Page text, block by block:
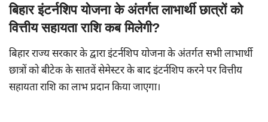
बिहार इंटर्नशिप योजना के अंतर्गत लाभार्थी छात्रों को
वित्तीय सहायता राशि कब मिलेगी?
बिहार राज्य सरकार के द्वारा इंटर्नशिप योजना के अंतर्गत सभी लाभार्थी
छात्रों को बीटेक के सातवें सेमेस्टर के बाद इंटर्नशिप करने पर वित्तीय
सहायता राशि का लाभ प्रदान किया जाएगा।